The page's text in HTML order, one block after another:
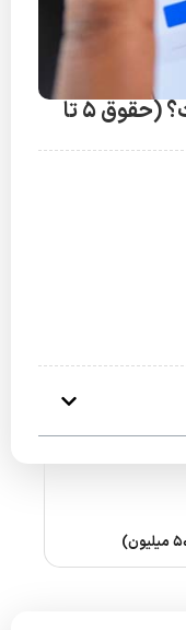
ادمین پیج اینستاگرام کیست؟ (حقوق 5 تا